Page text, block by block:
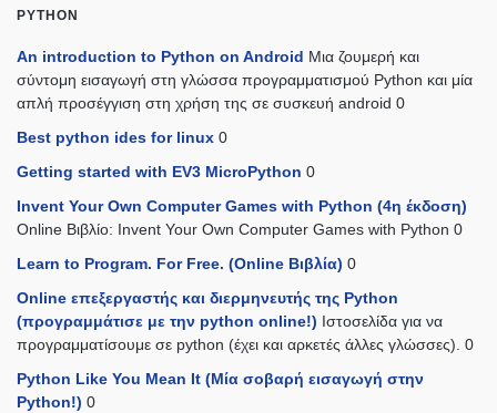
PYTHON
An introduction to Python on Android Μια ζουμερή και
σύντομη εισαγωγή στη γλώσσα προγραμματισμού Python και μία
απλή προσέγγιση στη χρήση της σε συσκευή android 0
Best python ides for linux 0
Getting started with EV3 MicroPython 0
Invent Your Own Computer Games with Python (4η έκδοση)
Online Βιβλίο: Invent Your Own Computer Games with Python 0
Learn to Program. For Free. (Online Βιβλία) 0
Online επεξεργαστής και διερμηνευτής της Python
(προγραμμάτισε με την python online!) Ιστοσελίδα για να
προγραμματίσουμε σε python (έχει και αρκετές άλλες γλώσσες). 0
Python Like You Mean It (Mία σοβαρή εισαγωγή στην
Python!) 0